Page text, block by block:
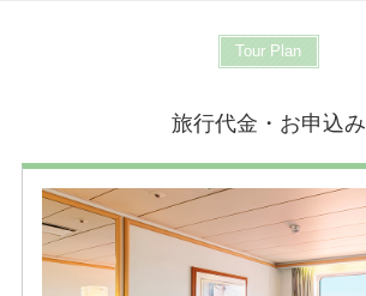
Tour Plan
旅行代金・お申込み